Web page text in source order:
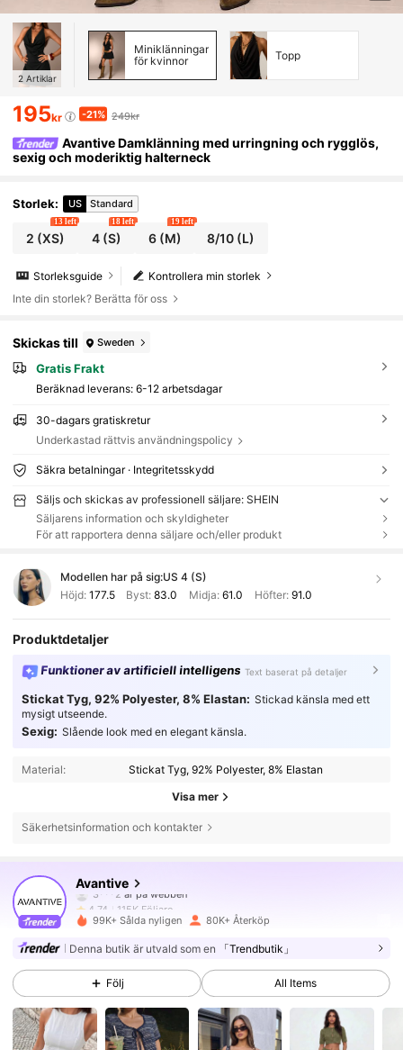
2 Artiklar
Miniklänningar
för kvinnor
Topp
195kr -21% 249kr
Avantive Damklänning med urringning och rygglös,
sexig och moderiktig halterneck
Storlek: US Standard
2 (XS)
13 left
4(S)
18 left
6(M)
19 left
8/10 (L)
Kontrollera min storlek
Storleksguide
Inte din storlek? Berätta för oss
Skickas till Sweden
Gratis Frakt
Beräknad leverans: 6-12 arbetsdagar
30-dagars gratiskretur
Underkastad rättvis användningspolicy
Säkra betalningar · Integritetsskydd
Säljs och skickas av professionell säljare: SHEIN
Säljarens information och skyldigheter
För att rapportera denna säljare och/eller produkt
Modellen har på sig:US 4 (S)
Höjd: 177.5 Byst:83.0 Midja: 61.0 Höfter: 91.0
Produktdetaljer
Funktioner av artificiell intelligens Text baserat på detaljer
Stickat Tyg, 92% Polyester, 8% Elastan: Stickad känsla med ett
mysigt utseende.
Sexig: Slående look med en elegant känsla.
Material: Stickat Tyg, 92% Polyester, 8% Elastan
Visa mer
Säkerhetsinformation och kontakter
Avantive
3***2är på webben
4.74
115K Följare
4.74 115K Följare
4.74 115K Följare
4.74 115K Följare
99K+ Sålda nyligen 80K+ Återköp
Denna butik är utvald som en 「Trendbutik」
Följ All Items